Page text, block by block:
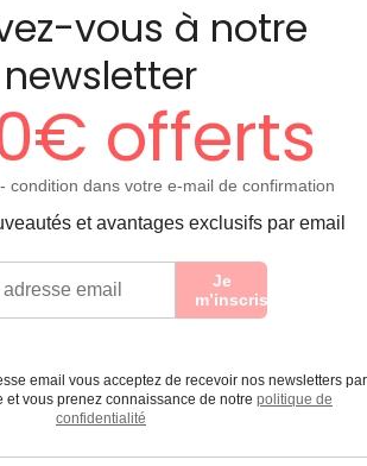
vous à notre
newsletter
offerts
condition dans votre e-mail de confirmation
et avantages exclusifs par email
Je
m’inscris
email vous acceptez de recevoir nos newsletters par
et vous prenez connaissance de notre politique de
confidentialité